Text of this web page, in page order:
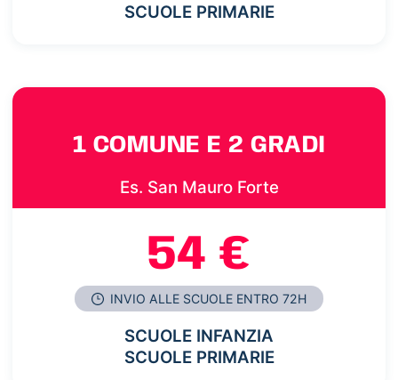
SCUOLE PRIMARIE
1 COMUNE E 2 GRADI
Es. San Mauro Forte
54 €
INVIO ALLE SCUOLE ENTRO 72H
SCUOLE INFANZIA
SCUOLE PRIMARIE